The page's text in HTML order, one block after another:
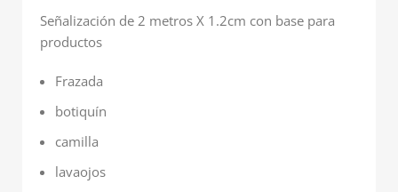
Señalización de 2 metros X 1.2cm con base para
productos
Frazada
botiquín
camilla
lavaojos